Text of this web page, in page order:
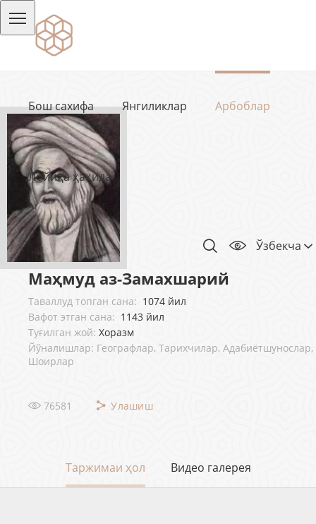
Бош сахифа Янгиликлар Арбоблар
Лойиҳа ҳақида
Ўзбекча
Маҳмуд аз-Замахшарий
Таваллуд топган сана: 1074 йил
Вафот этган сана: 1143 йил
Туғилган жой: Хоразм
Йўналишлар: Географлар, Тарихчилар, Адабиётшунослар,
Шоирлар
76581 Улашиш
Таржимаи ҳол Видео галерея